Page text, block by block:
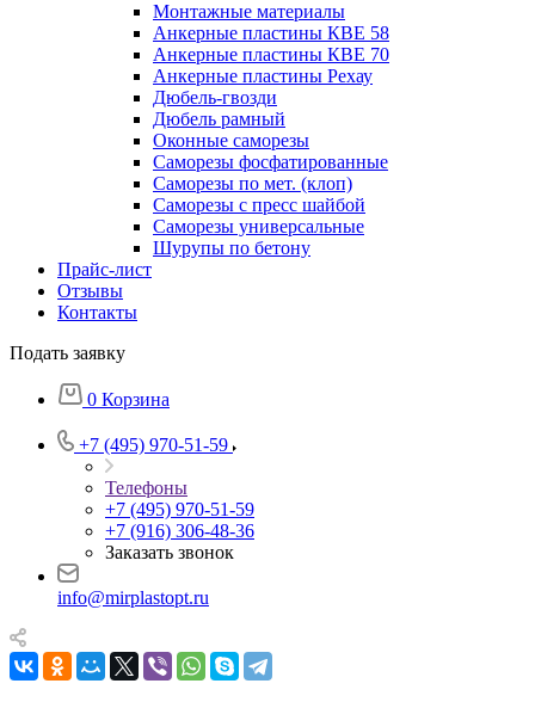
Монтажные материалы
Анкерные пластины КВЕ 58
Анкерные пластины КВЕ 70
Анкерные пластины Рехау
Дюбель-гвозди
Дюбель рамный
Оконные саморезы
Саморезы фосфатированные
Саморезы по мет. (клоп)
Саморезы с пресс шайбой
Саморезы универсальные
Шурупы по бетону
Прайс-лист
Отзывы
Контакты
Подать заявку
0 Корзина
+7 (495) 970-51-59
Телефоны
+7 (495) 970-51-59
+7 (916) 306-48-36
Заказать звонок
info@mirplastopt.ru